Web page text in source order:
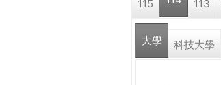
a
r
115 113
大學 科技大學